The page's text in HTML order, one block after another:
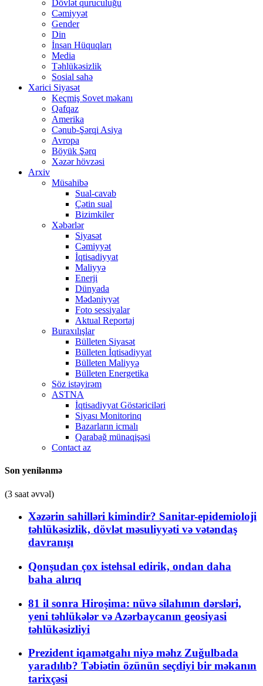
Dövlət quruculuğu
Cəmiyyət
Gender
Din
İnsan Hüquqları
Media
Təhlükəsizlik
Sosial sahə
Xarici Siyasət
Keçmiş Sovet məkanı
Qafqaz
Amerika
Cənub-Şərqi Asiya
Avropa
Böyük Şərq
Xəzər hövzəsi
Arxiv
Müsahibə
Sual-cavab
Çətin sual
Bizimkiler
Xəbərlər
Siyasət
Cəmiyyət
İqtisadiyyat
Maliyyə
Enerji
Dünyada
Mədəniyyət
Foto sessiyalar
Aktual Reportaj
Buraxılışlar
Bülleten Siyasət
Bülleten İqtisadiyyat
Bülleten Maliyyə
Bülleten Energetika
Söz istəyirəm
ASTNA
İqtisadiyyat Göstəriciləri
Siyası Monitorinq
Bazarların icmalı
Qarabağ münaqişəsi
Contact az
Son yenilənmə
(3 saat əvvəl)
Xəzərin sahilləri kimindir? Sanitar-epidemioloji
təhlükəsizlik, dövlət məsuliyyəti və vətəndaş
davranışı
Qonşudan çox istehsal edirik, ondan daha
baha alırıq
81 il sonra Hiroşima: nüvə silahının dərsləri,
yeni təhlükələr və Azərbaycanın geosiyasi
təhlükəsizliyi
Prezident iqamətgahı niyə məhz Zuğulbada
yaradılıb? Təbiətin özünün seçdiyi bir məkanın
tarixçəsi